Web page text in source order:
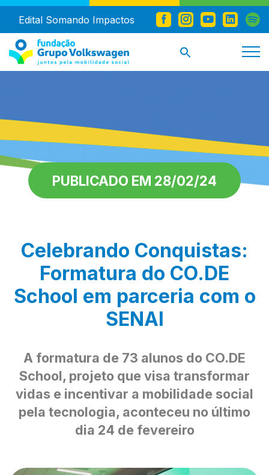
Edital Somando Impactos
PUBLICADO EM 28/02/24
Celebrando Conquistas:
Formatura do CO.DE
School em parceria com o
SENAI
A formatura de 73 alunos do CO.DE
School, projeto que visa transformar
vidas e incentivar a mobilidade social
pela tecnologia, aconteceu no último
dia 24 de fevereiro